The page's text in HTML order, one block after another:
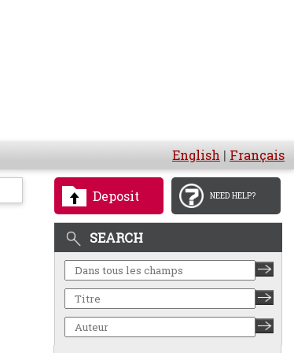
English | Français
Deposit NEED HELP?
SEARCH